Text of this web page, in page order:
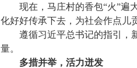
现在，马庄村的香包“火”遍大
化好好传承下去，为社会作点儿
遵循习近平总书记的指引，新
量。
多措并举，活力迸发